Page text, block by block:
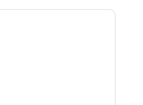
РФ в действующих
деятельность в сфере